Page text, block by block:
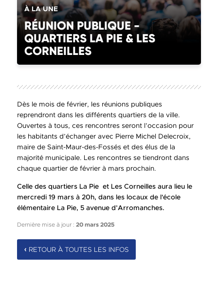
RÉUNION PUBLIQUE -
QUARTIERS LA PIE & LES
CORNEILLES
CATÉGORIE(S) :
À LA UNE
Dès le mois de février, les réunions publiques
reprendront dans les différents quartiers de la ville.
Ouvertes à tous, ces rencontres seront l’occasion pour
les habitants d’échanger avec Pierre Michel Delecroix,
maire de Saint-Maur-des-Fossés et des élus de la
majorité municipale. Les rencontres se tiendront dans
chaque quartier de février à mars prochain.
Celle des quartiers La Pie et Les Corneilles aura lieu le
mercredi 19 mars à 20h, dans les locaux de l'école
élémentaire La Pie, 5 avenue d’Arromanches.
Dernière mise à jour : 20 mars 2025
RETOUR À TOUTES LES INFOS